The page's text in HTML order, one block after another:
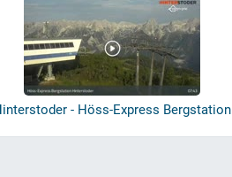
- Höss-Express Bergstation